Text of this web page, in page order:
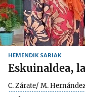
HEMENDIK SARIAK
Eskuinaldea,
C. Zárate/ M.